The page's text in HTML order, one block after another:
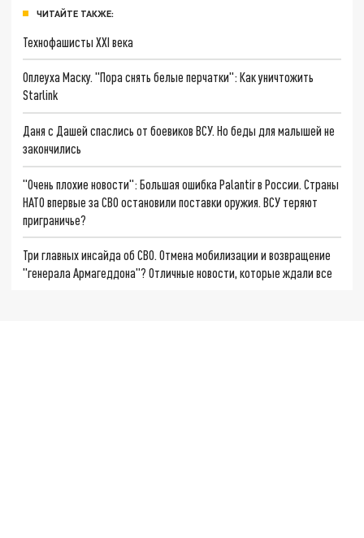
ЧИТАЙТЕ ТАКЖЕ:
Технофашисты XXI века
Оплеуха Маску. "Пора снять белые перчатки": Как уничтожить
Starlink
Даня с Дашей спаслись от боевиков ВСУ. Но беды для малышей не
закончились
"Очень плохие новости": Большая ошибка Palantir в России. Страны
НАТО впервые за СВО остановили поставки оружия. ВСУ теряют
приграничье?
Три главных инсайда об СВО. Отмена мобилизации и возвращение
"генерала Армагеддона"? Отличные новости, которые ждали все